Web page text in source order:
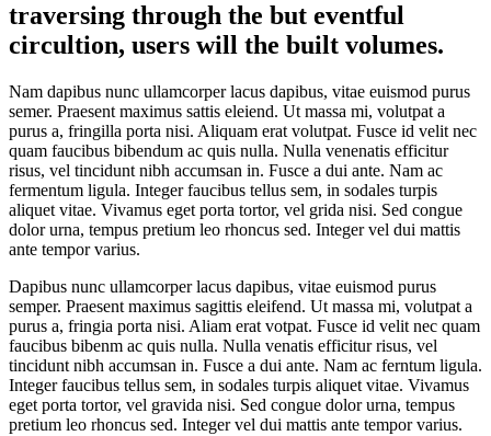
traversing through the but eventful
circultion, users will the built volumes.
Nam dapibus nunc ullamcorper lacus dapibus, vitae euismod purus
semer. Praesent maximus sattis eleiend. Ut massa mi, volutpat a
purus a, fringilla porta nisi. Aliquam erat volutpat. Fusce id velit nec
quam faucibus bibendum ac quis nulla. Nulla venenatis efficitur
risus, vel tincidunt nibh accumsan in. Fusce a dui ante. Nam ac
fermentum ligula. Integer faucibus tellus sem, in sodales turpis
aliquet vitae. Vivamus eget porta tortor, vel grida nisi. Sed congue
dolor urna, tempus pretium leo rhoncus sed. Integer vel dui mattis
ante tempor varius.
Dapibus nunc ullamcorper lacus dapibus, vitae euismod purus
semper. Praesent maximus sagittis eleifend. Ut massa mi, volutpat a
purus a, fringia porta nisi. Aliam erat votpat. Fusce id velit nec quam
faucibus bibenm ac quis nulla. Nulla venatis efficitur risus, vel
tincidunt nibh accumsan in. Fusce a dui ante. Nam ac ferntum ligula.
Integer faucibus tellus sem, in sodales turpis aliquet vitae. Vivamus
eget porta tortor, vel gravida nisi. Sed congue dolor urna, tempus
pretium leo rhoncus sed. Integer vel dui mattis ante tempor varius.